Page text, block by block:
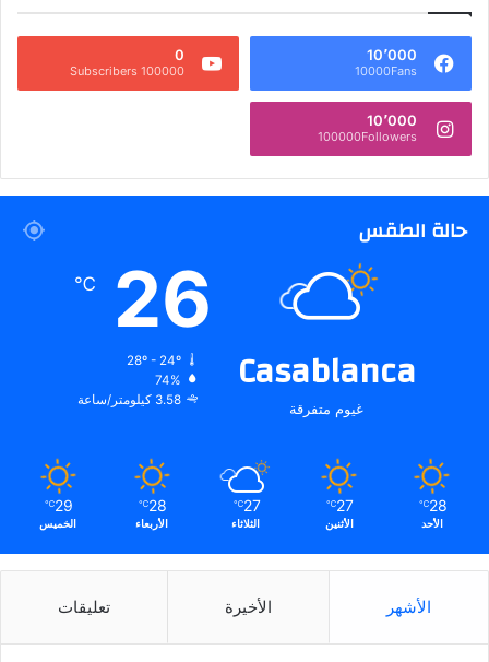
10٬000
10000Fans
0
100000 Subscribers
10٬000
100000Followers
حالة الطقس
Casablanca
غيوم متفرقة
26
℃
28º - 24º
74%
3.58 كيلومتر/ساعة
28
℃
الأحد
27
℃
الأثنين
27
℃
الثلاثاء
28
℃
الأربعاء
29
℃
الخميس
الأشهر الأخيرة تعليقات